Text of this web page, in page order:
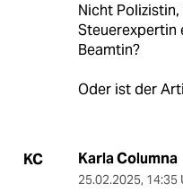
Nicht
Steuerexpertin
Beamtin?
Oder ist der
KC Karla Columna
25.02.2025, 14:35